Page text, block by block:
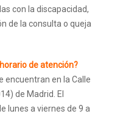
con la discapacidad,
de la consulta o queja
de atención?
encuentran en la Calle
de Madrid. El
lunes a viernes de 9 a